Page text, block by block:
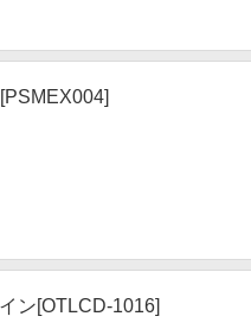
ン[OTLCD-1016]